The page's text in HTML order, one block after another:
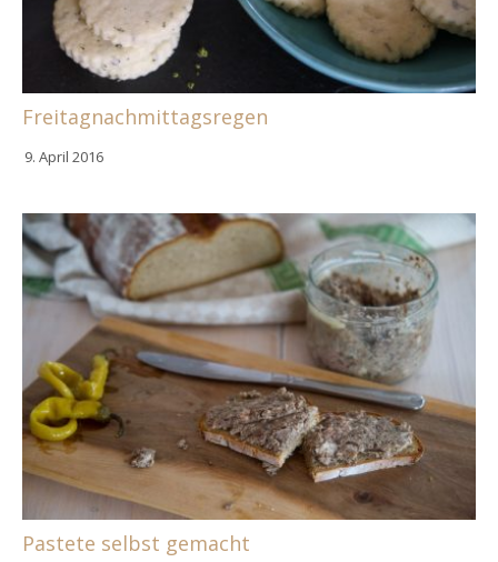
Freitagnachmittagsregen
9. April 2016
Pastete selbst gemacht